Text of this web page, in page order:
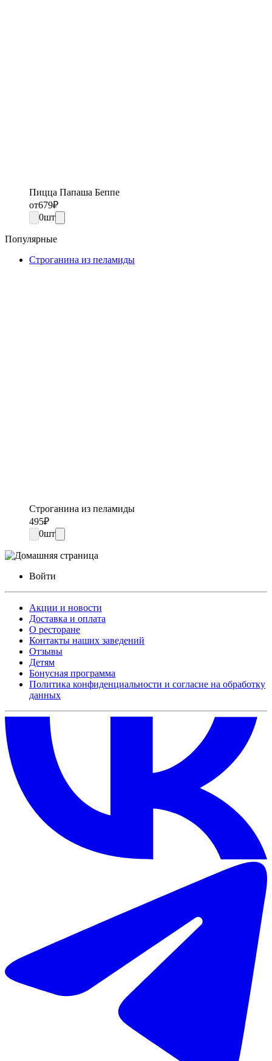
Пицца Папаша Беппе
от679₽
0шт
Популярные
Строганина из пеламиды
Строганина из пеламиды
495₽
0шт
Войти
Акции и новости
Доставка и оплата
О ресторане
Контакты наших заведений
Отзывы
Детям
Бонусная программа
Политика конфиденциальности и согласие на обработку
данных